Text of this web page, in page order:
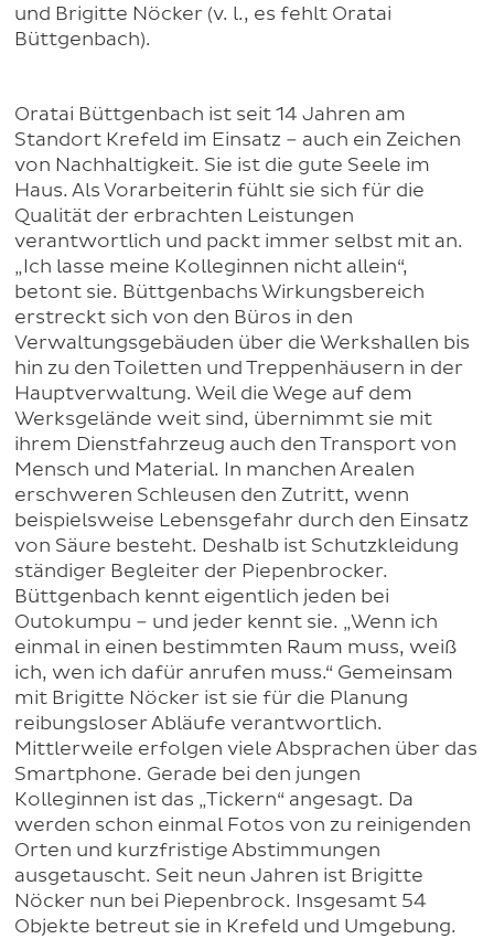
und Brigitte Nöcker (v. l., es fehlt Oratai
Büttgenbach).
Oratai Büttgenbach ist seit 14 Jahren am
Standort Krefeld im Einsatz – auch ein Zeichen
von Nachhaltigkeit. Sie ist die gute Seele im
Haus. Als Vorarbeiterin fühlt sie sich für die
Qualität der erbrachten Leistungen
verantwortlich und packt immer selbst mit an.
„Ich lasse meine Kolleginnen nicht allein“,
betont sie. Büttgenbachs Wirkungsbereich
erstreckt sich von den Büros in den
Verwaltungsgebäuden über die Werkshallen bis
hin zu den Toiletten und Treppenhäusern in der
Hauptverwaltung. Weil die Wege auf dem
Werksgelände weit sind, übernimmt sie mit
ihrem Dienstfahrzeug auch den Transport von
Mensch und Material. In manchen Arealen
erschweren Schleusen den Zutritt, wenn
beispielsweise Lebensgefahr durch den Einsatz
von Säure besteht. Deshalb ist Schutzkleidung
ständiger Begleiter der Piepenbrocker.
Büttgenbach kennt eigentlich jeden bei
Outokumpu – und jeder kennt sie. „Wenn ich
einmal in einen bestimmten Raum muss, weiß
ich, wen ich dafür anrufen muss.“ Gemeinsam
mit Brigitte Nöcker ist sie für die Planung
reibungsloser Abläufe verantwortlich.
Mittlerweile erfolgen viele Absprachen über das
Smartphone. Gerade bei den jungen
Kolleginnen ist das „Tickern“ angesagt. Da
werden schon einmal Fotos von zu reinigenden
Orten und kurzfristige Abstimmungen
ausgetauscht. Seit neun Jahren ist Brigitte
Nöcker nun bei Piepenbrock. Insgesamt 54
Objekte betreut sie in Krefeld und Umgebung.